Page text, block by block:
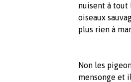
nuisent à tout
oiseaux
plus rien à
Non les
mensonge et